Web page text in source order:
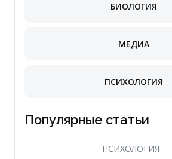
БИОЛОГИЯ
МЕДИА
ПСИХОЛОГИЯ
Популярные статьи
ПСИХОЛОГИЯ